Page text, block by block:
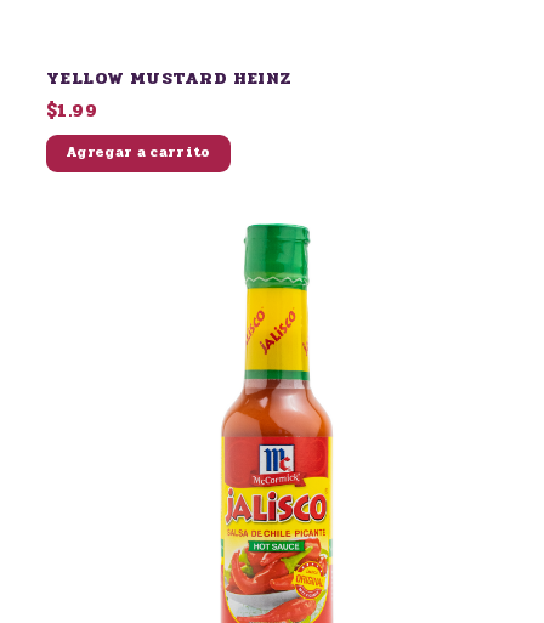
YELLOW MUSTARD HEINZ
$1.99
Agregar a carrito